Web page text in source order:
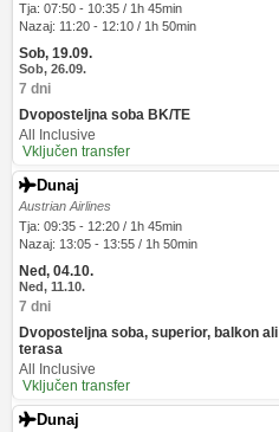
Tja: 07:50 - 10:35 / 1h 45min
Nazaj: 11:20 - 12:10 / 1h 50min
Sob, 19.09.
Sob, 26.09.
7 dni
Dvoposteljna soba BK/TE
All Inclusive
Vključen transfer
Dunaj
Austrian Airlines
Tja: 09:35 - 12:20 / 1h 45min
Nazaj: 13:05 - 13:55 / 1h 50min
Ned, 04.10.
Ned, 11.10.
7 dni
Dvoposteljna soba, superior, balkon ali
terasa
All Inclusive
Vključen transfer
Dunaj